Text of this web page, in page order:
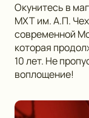
Окунитесь в
МХТ им. А.П.
современной
которая
10 лет. Не
воплощение!